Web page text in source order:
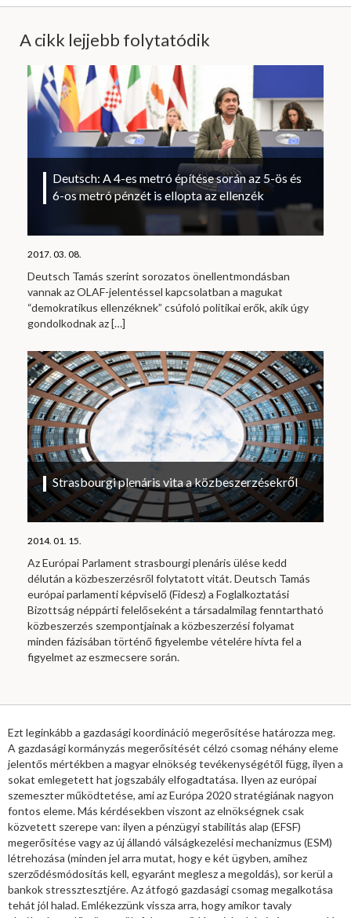
A cikk lejjebb folytatódik
Deutsch: A 4-es metró építése során az 5-ös és
6-os metró pénzét is ellopta az ellenzék
2017. 03. 08.
Deutsch Tamás szerint sorozatos önellentmondásban
vannak az OLAF-jelentéssel kapcsolatban a magukat
“demokratikus ellenzéknek” csúfoló politikai erők, akik úgy
gondolkodnak az[…]
Strasbourgi plenáris vita a közbeszerzésekről
2014. 01. 15.
Az Európai Parlament strasbourgi plenáris ülése kedd
délután a közbeszerzésről folytatott vitát. Deutsch Tamás
európai parlamenti képviselő (Fidesz) a Foglalkoztatási
Bizottság néppárti felelőseként a társadalmilag fenntartható
közbeszerzés szempontjainak a közbeszerzési folyamat
minden fázisában történő figyelembe vételére hívta fel a
figyelmet az eszmecsere során.
Ezt leginkább a gazdasági koordináció megerősítése határozza meg.
A gazdasági kormányzás megerősítését célzó csomag néhány eleme
jelentős mértékben a magyar elnökség tevékenységétől függ, ilyen a
sokat emlegetett hat jogszabály elfogadtatása. Ilyen az európai
szemeszter működtetése, ami az Európa 2020 stratégiának nagyon
fontos eleme. Más kérdésekben viszont az elnökségnek csak
közvetett szerepe van: ilyen a pénzügyi stabilitás alap (EFSF)
megerősítése vagy az új állandó válságkezelési mechanizmus (ESM)
létrehozása (minden jel arra mutat, hogy e két ügyben, amihez
szerződésmódosítás kell, egyaránt meglesz a megoldás), sor kerül a
bankok stressztesztjére. Az átfogó gazdasági csomag megalkotása
tehát jól halad. Emlékezzünk vissza arra, hogy amikor tavaly